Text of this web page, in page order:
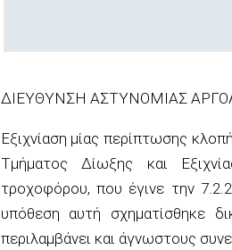
ΔΙΕΥΘΥΝΣΗ ΑΣΤΥΝΟΜΙΑΣ
Εξιχνίαση μίας περίπτωσης
Τμήματος Δίωξης και
τροχοφόρου, που έγινε την
υπόθεση αυτή σχηματίσθηκε
περιλαμβάνει και άγνωστους